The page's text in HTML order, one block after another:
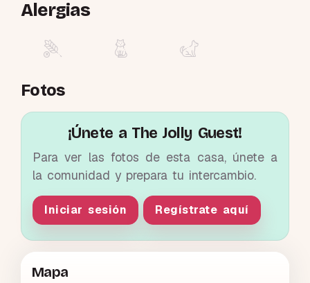
Alergias
Fotos
¡Únete a The Jolly Guest!
Para ver las fotos de esta casa, únete a
la comunidad y prepara tu intercambio.
Iniciar sesión Regístrate aquí
Mapa